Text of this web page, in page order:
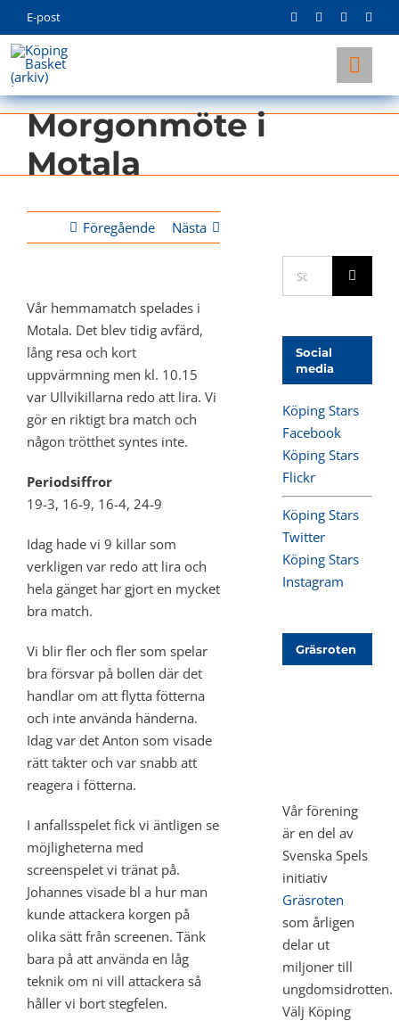
to
content
E-post
KLUBBEN
LAG
Morgonmöte i
Motala
Föregående Nästa
Vår hemmamatch spelades i
Motala. Det blev tidig avfärd,
lång resa och kort
uppvärmning men kl. 10.15
var Ullvikillarna redo att lira. Vi
gör en riktigt bra match och
någon trötthet syntes inte.
Periodsiffror
19-3, 16-9, 16-4, 24-9
Idag hade vi 9 killar som
verkligen var redo att lira och
hela gänget har gjort en mycket
bra match.
Vi blir fler och fler som spelar
bra försvar på bollen där det
handlar om att flytta fötterna
och inte använda händerna.
Idag var det Anton som visade
rätt takter och var snabb att
reagera i fötterna.
I anfallsspelet fick vi äntligen se
möjligheterna med
screenspelet vi tränat på.
Johannes visade bl a hur man
kunde attackera korgen på
olika sätt från screenen. Tänk
bara på att använda en låg
teknik om ni vill attackera så
håller vi bort stegfelen.
Social
media
Köping Stars
Facebook
Köping Stars
Flickr
Köping Stars
Twitter
Köping Stars
Instagram
Gräsroten
Vår förening
är en del av
Svenska Spels
initiativ
Gräsroten
som årligen
delar ut
miljoner till
ungdomsidrotten.
Välj Köping